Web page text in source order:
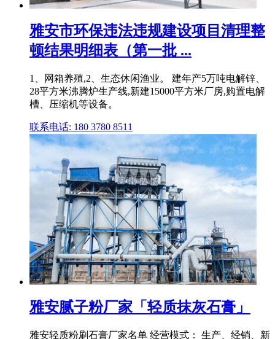
雅安市环保违法违规建设项目清理整
顿结果明细表（第一批 ...
1、网箱养殖,2、生态休闲渔业。 建年产5万吨电解锌、
28平方米沸腾炉生产线,新建15000平方米厂房,购置电解
槽、压缩机等设备。
联系电话: 180 3780 8511
雅安腻子粉厂家「轻质抹灰石膏」
雅安轻质粉刷石膏厂家名单 经营模式： 生产、经销、新